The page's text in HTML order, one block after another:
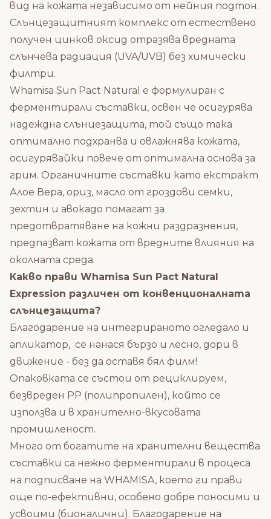
вид на кожата независимо от нейния подтон.
Слънцезащитният комплекс от естествено
получен цинков оксид отразява вредната
слънчева радиация (UVA/UVB) без химически
филтри.
Whamisa Sun Pact Natural е формулиран с
ферментирали съставки, освен че осигурява
надеждна слънцезащита, той също така
оптимално подхранва и овлажнява кожата,
осигурявайки повече от оптимална основа за
грим. Органичните съставки като екстракт
Алое Вера, ориз, масло от гроздови семки,
зехтин и авокадо помагат за
предотвратяване на кожни раздразнения,
предпазват кожата от вредните влияния на
околната среда.
Какво прави Whamisa Sun Pact Natural
Expression различен от конвенционалната
слънцезащита?
Благодарение на интегрираното огледало и
апликатор, се нанася бързо и лесно, дори в
движение - без да оставя бял филм!
Опаковката се състои от рециклируем,
безвреден PP (полипропилен), който се
използва и в хранително-вкусовата
промишленост.
Много от богатите на хранителни вещества
съставки са нежно ферментирали в процеса
на подписване на WHAMISA, което ги прави
още по-ефективни, особено добре поносими и
усвоими (бионалични). Благодарение на